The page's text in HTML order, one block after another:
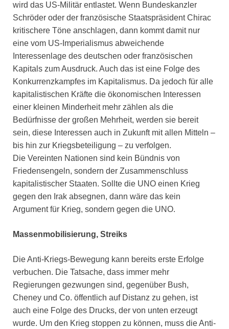
wird das US-Militär entlastet. Wenn Bundeskanzler
Schröder oder der französische Staatspräsident Chirac
kritischere Töne anschlagen, dann kommt damit nur
eine vom US-Imperialismus abweichende
Interessenlage des deutschen oder französischen
Kapitals zum Ausdruck. Auch das ist eine Folge des
Konkurrenzkampfes im Kapitalismus. Da jedoch für alle
kapitalistischen Kräfte die ökonomischen Interessen
einer kleinen Minderheit mehr zählen als die
Bedürfnisse der großen Mehrheit, werden sie bereit
sein, diese Interessen auch in Zukunft mit allen Mitteln –
bis hin zur Kriegsbeteiligung – zu verfolgen.
Die Vereinten Nationen sind kein Bündnis von
Friedensengeln, sondern der Zusammenschluss
kapitalistischer Staaten. Sollte die UNO einen Krieg
gegen den Irak absegnen, dann wäre das kein
Argument für Krieg, sondern gegen die UNO.
Massenmobilisierung, Streiks
Die Anti-Kriegs-Bewegung kann bereits erste Erfolge
verbuchen. Die Tatsache, dass immer mehr
Regierungen gezwungen sind, gegenüber Bush,
Cheney und Co. öffentlich auf Distanz zu gehen, ist
auch eine Folge des Drucks, der von unten erzeugt
wurde. Um den Krieg stoppen zu können, muss die Anti-